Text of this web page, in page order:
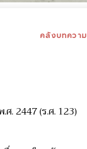
คลังบทความ
ศ. 2447 (ร.ศ. 123)